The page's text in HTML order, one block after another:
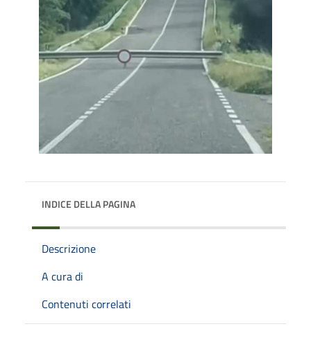
INDICE DELLA PAGINA
Descrizione
A cura di
Contenuti correlati